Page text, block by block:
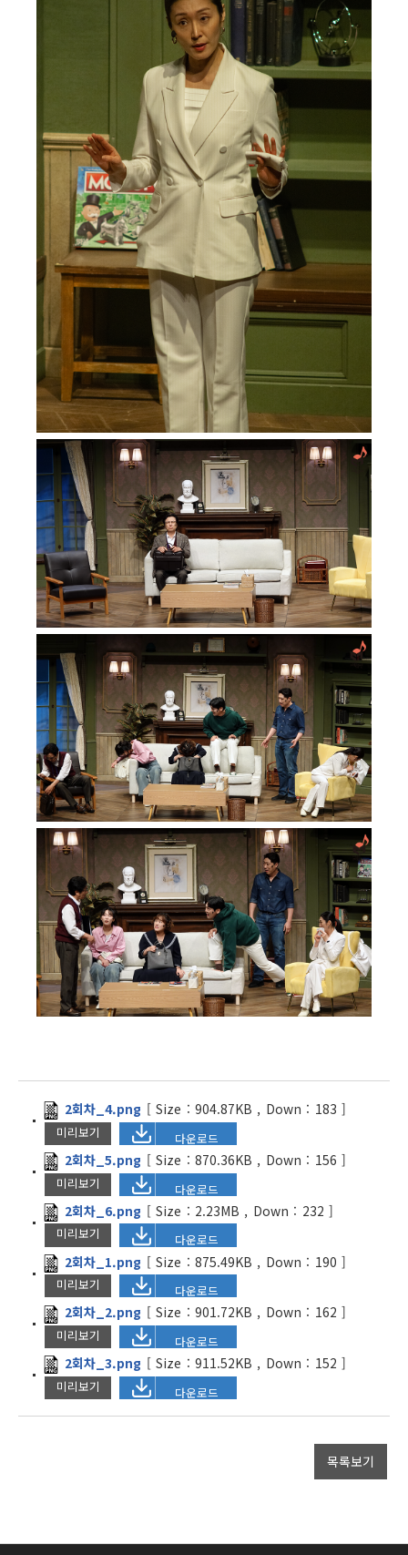
2회차_4.png [ Size :904.87KB , Down : 183 ]
미리보기 다운로드
2회차_5.png [ Size :870.36KB , Down : 156 ]
미리보기 다운로드
2회차_6.png [ Size : 2.23MB , Down : 232 ]
미리보기 다운로드
2회차_1.png [ Size :875.49KB , Down : 190 ]
미리보기 다운로드
2회차_2.png [ Size :901.72KB , Down : 162 ]
미리보기 다운로드
2회차_3.png [ Size :911.52KB , Down : 152 ]
미리보기 다운로드
목록보기